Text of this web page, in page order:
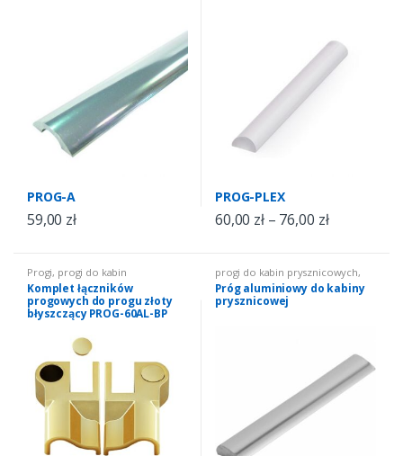
PROG-A
59,00 zł
PROG-PLEX
60,00 zł– 76,00 zł
Progi, progi do kabin
prysznicowych Progi do kabin
prysznicowych
Komplet łączników
progowych do progu złoty
błyszczący PROG-60AL-BP
progi do kabin prysznicowych,
Progi do kabin prysznicowych
Próg aluminiowy do kabiny
prysznicowej